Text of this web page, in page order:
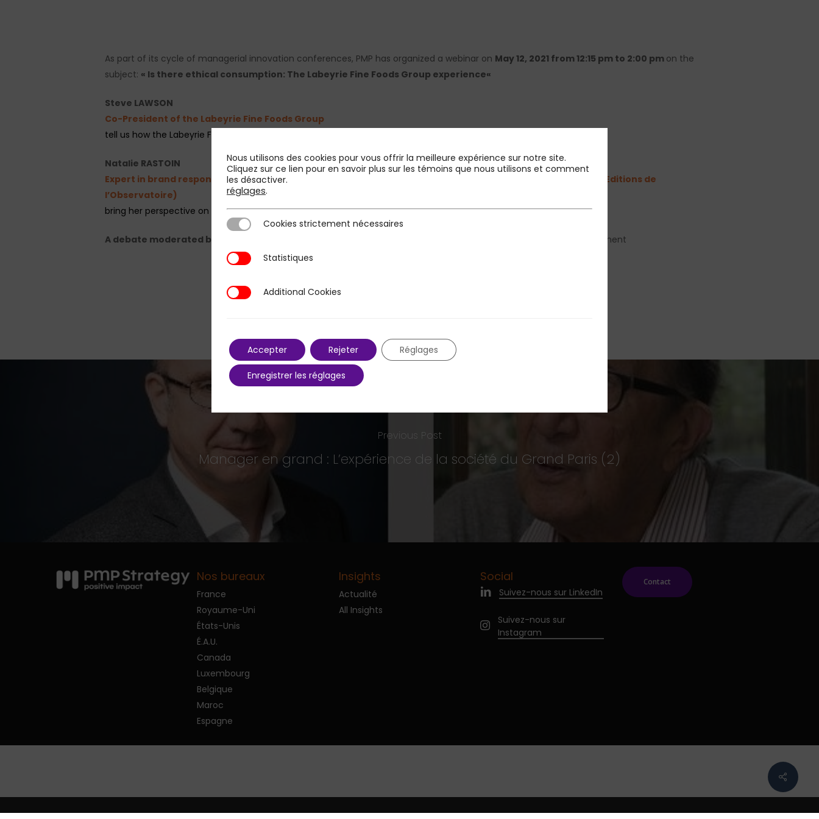
As part of its cycle of managerial innovation conferences, PMP has organized a webinar on May 12, 2021 from 12:15 pm to 2:00 pm on the
subject: « Is there ethical consumption: The Labeyrie Fine Foods Group experience«
Steve LAWSON
Co-President of the Labeyrie Fine Foods Group
tell us how the Labeyrie Fine Foods Group is developing its strategy, and combine pleasure and ethics.
Natalie RASTOIN
Expert in brand responsibilities and author of « A stone in the shoe – People at the heart of the company » (Editions de
l’Observatoire)
bring her perspective on the new criteria for brand success, including the human factor.
A debate moderated by: Gilles Martin, Senior Partner PMP and Eric Dupont, Partner of the PMP Performance Department
Previous Post
Manager en grand : L’expérience de la société du Grand Paris (2)
Nos bureaux
France
Royaume-Uni
États-Unis
É.A.U.
Canada
Luxembourg
Belgique
Maroc
Espagne
Insights
Actualité
All Insights
Social
Suivez-nous sur LinkedIn
Suivez-nous sur
Instagram
Contact
Nous utilisons des cookies pour vous offrir la meilleure expérience sur notre site.
Cliquez sur ce lien pour en savoir plus sur les témoins que nous utilisons et comment
les désactiver.
réglages.
Cookies strictement nécessaires
Cookies strictement nécessaires
StatistiquesStatistiques
Additional Cookies
Additional Cookies
Accepter Rejeter Réglages
Enregistrer les réglages